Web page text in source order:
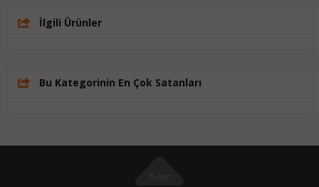
İlgili Ürünler
Bu Kategorinin En Çok Satanları